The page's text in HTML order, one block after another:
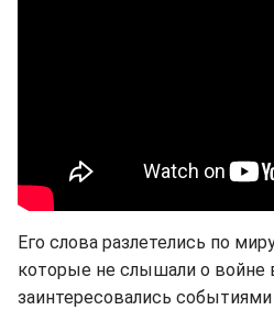
Его слова разлетелись по
которые не слышали о войне
заинтересовались